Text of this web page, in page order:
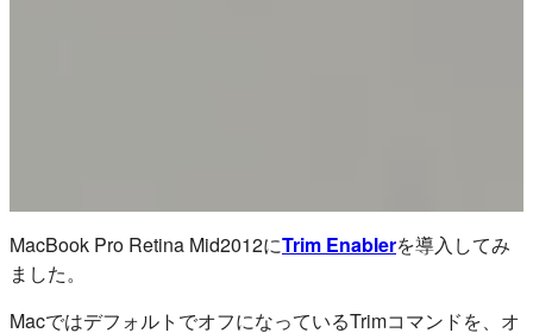
MacBook Pro Retina Mid2012にTrim Enablerを導入してみ
ました。
MacではデフォルトでオフになっているTrimコマンドを、オ